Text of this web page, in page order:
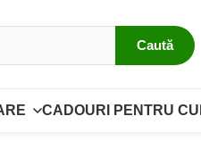
Caută
CADOURI PENTRU